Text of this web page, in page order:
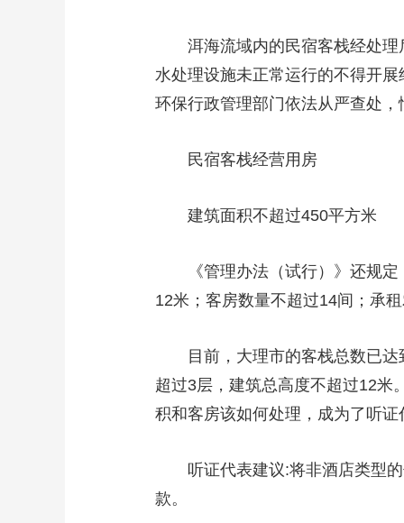
洱海流域内的民宿客栈经处理
水处理设施未正常运行的不得开
环保行政管理部门依法从严查处
民宿客栈经营用房
建筑面积不超过450平方米
《管理办法（试行）》还规定
12米；客房数量不超过14间；承
目前，大理市的客栈总数已达
超过3层，建筑总高度不超过12米
积和客房该如何处理，成为了听
听证代表建议:将非酒店类型的
款。